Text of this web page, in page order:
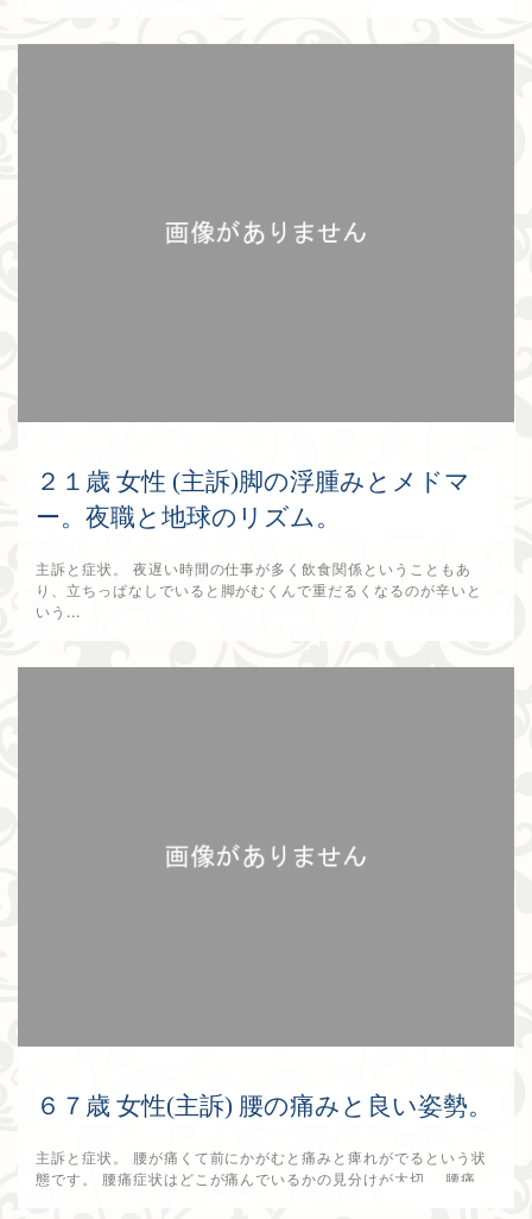
２１歳 女性 (主訴)脚の浮腫みとメドマ
ー。夜職と地球のリズム。
主訴と症状。 夜遅い時間の仕事が多く飲食関係ということもあ
り、立ちっぱなしでいると脚がむくんで重だるくなるのが辛いと
いう...
６７歳 女性(主訴) 腰の痛みと良い姿勢。
主訴と症状。 腰が痛くて前にかがむと痛みと痺れがでるという状
態です。 腰痛症状はどこが痛んでいるかの見分けが大切。 腰痛...